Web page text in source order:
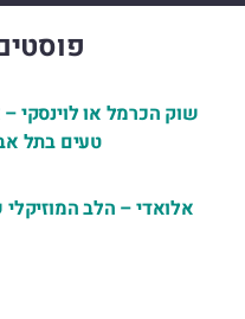
שוק הכרמל או לוינסקי
טעים בתל
אלואדי – הלב המוזיקלי